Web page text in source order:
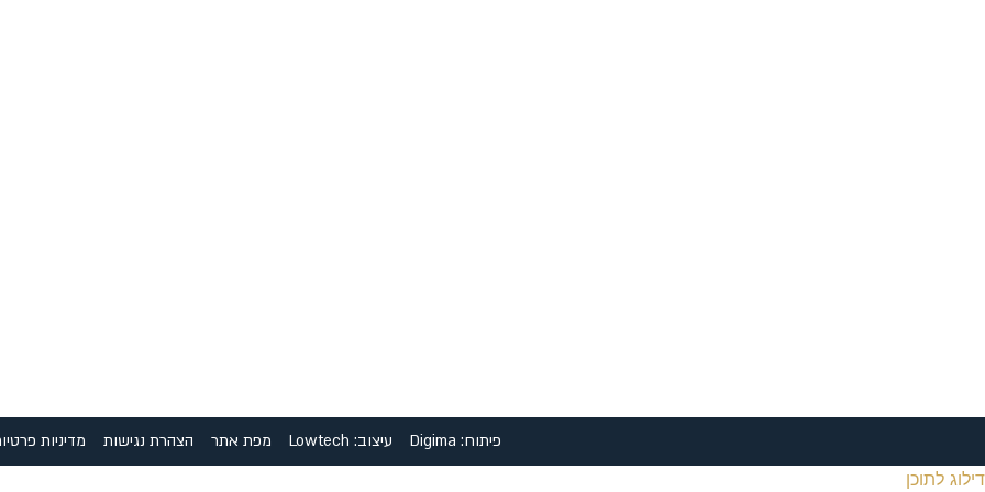
פיתוח: Digima עיצוב: Lowtech מפת אתר הצהרת נגישות מדיניות
דילוג לתוכן